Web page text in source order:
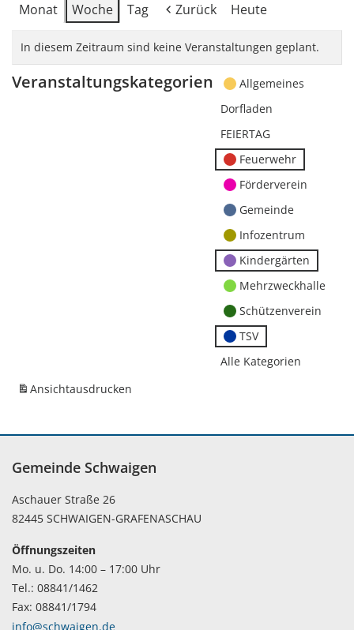
Monat Woche Tag Zurück Heute
In diesem Zeitraum sind keine Veranstaltungen geplant.
Veranstaltungskategorien
Allgemeines
Dorfladen
FEIERTAG
Feuerwehr
Förderverein
Gemeinde
Infozentrum
Kindergärten
Mehrzweckhalle
Schützenverein
TSV
Alle Kategorien
Ansichtausdrucken
Gemeinde Schwaigen
Aschauer Straße 26
82445 SCHWAIGEN-GRAFENASCHAU
Öffnungszeiten
Mo. u. Do. 14:00 – 17:00 Uhr
Tel.: 08841/1462
Fax: 08841/1794
info@schwaigen.de